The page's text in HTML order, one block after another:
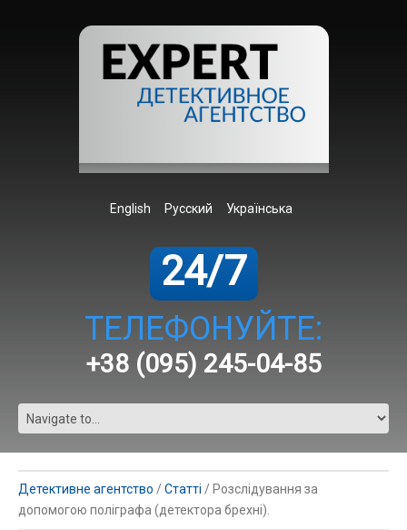
English Русский Українська
24/7
ТЕЛЕФОНУЙТЕ:
+38 (095) 245-04-85
Детективне агентство /Статті / Розслідування за
допомогою поліграфа (детектора брехні).